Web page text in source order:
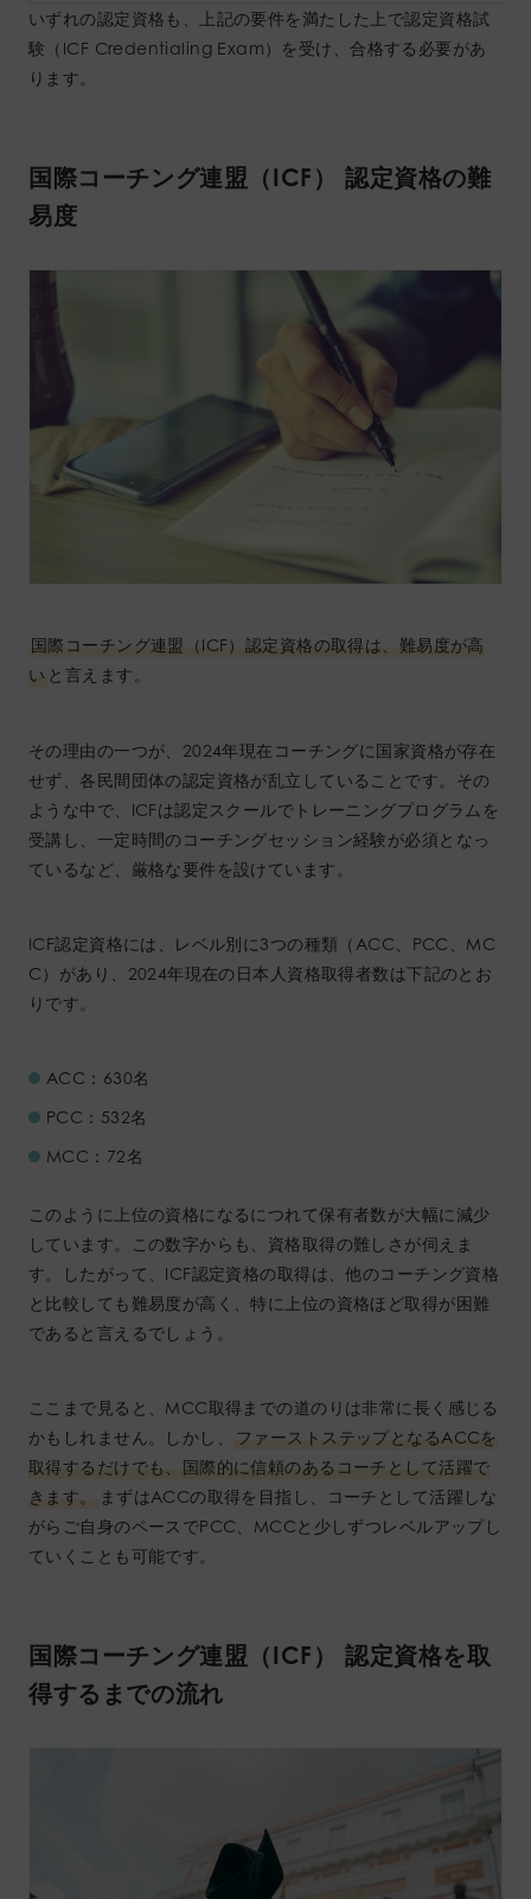
いずれの認定資格も、上記の要件を満たした上で認定資格試
験（ICF Credentialing Exam）を受け、合格する必要があ
ります。
国際コーチング連盟（ICF） 認定資格の難
易度
国際コーチング連盟（ICF）認定資格の取得は、難易度が高
い と言えます。
その理由の一つが、2024年現在コーチングに国家資格が存在
せず、各民間団体の認定資格が乱立していることです。その
ような中で、ICFは認定スクールでトレーニングプログラムを
受講し、一定時間のコーチングセッション経験が必須となっ
ているなど、厳格な要件を設けています。
ICF認定資格には、レベル別に3つの種類（ACC、PCC、MC
C）があり、2024年現在の日本人資格取得者数は下記のとお
りです。
ACC：630名
PCC：532名
MCC：72名
このように上位の資格になるにつれて保有者数が大幅に減少
しています。この数字からも、資格取得の難しさが伺えま
す。したがって、ICF認定資格の取得は、他のコーチング資格
と比較しても難易度が高く、特に上位の資格ほど取得が困難
であると言えるでしょう。
ここまで見ると、MCC取得までの道のりは非常に長く感じる
かもしれません。しかし、
ファーストステップとなるACCを
取得するだけでも、国際的に信頼のあるコーチとして活躍で
きます。
まずはACCの取得を目指し、コーチとして活躍しな
がらご自身のペースでPCC、MCCと少しずつレベルアップし
ていくことも可能です。
国際コーチング連盟（ICF） 認定資格を取
得するまでの流れ